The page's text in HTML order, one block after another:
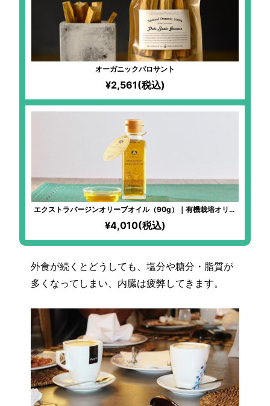
オーガニックパロサント
¥2,561(税込)
エクストラバージンオリーブオイル（90g）｜有機栽培オリー
ブ100%｜冷凍搾油で鮮度バツグン！生食にピッタリな甘い味
わいのアルベキーナ種使用！エグみなしですーっと飲める「オ
リーブのジュース」！
¥4,010(税込)
外食が続くとどうしても、塩分や糖分・脂質が
多くなってしまい、内臓は疲弊してきます。